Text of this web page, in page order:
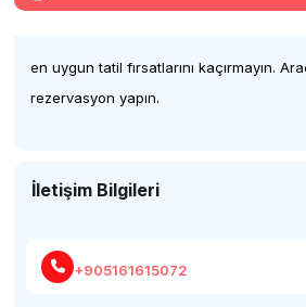
en uygun tatil fırsatlarını kaçırmayın.
rezervasyon yapın.
İletişim Bilgileri
+905161615072